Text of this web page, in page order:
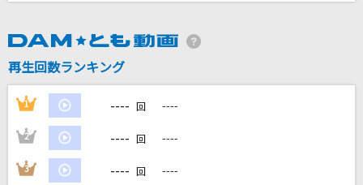
DAMに会員登録・ログインして
自宅でカラオケ歌い放題！
再生回数ランキング
1 ---- 回 ----
2 ---- 回 ----
3 ---- 回 ----